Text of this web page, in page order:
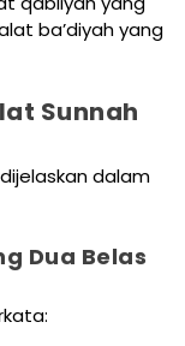
ba’diyah yang
Sunnah
dalam
Dua Belas